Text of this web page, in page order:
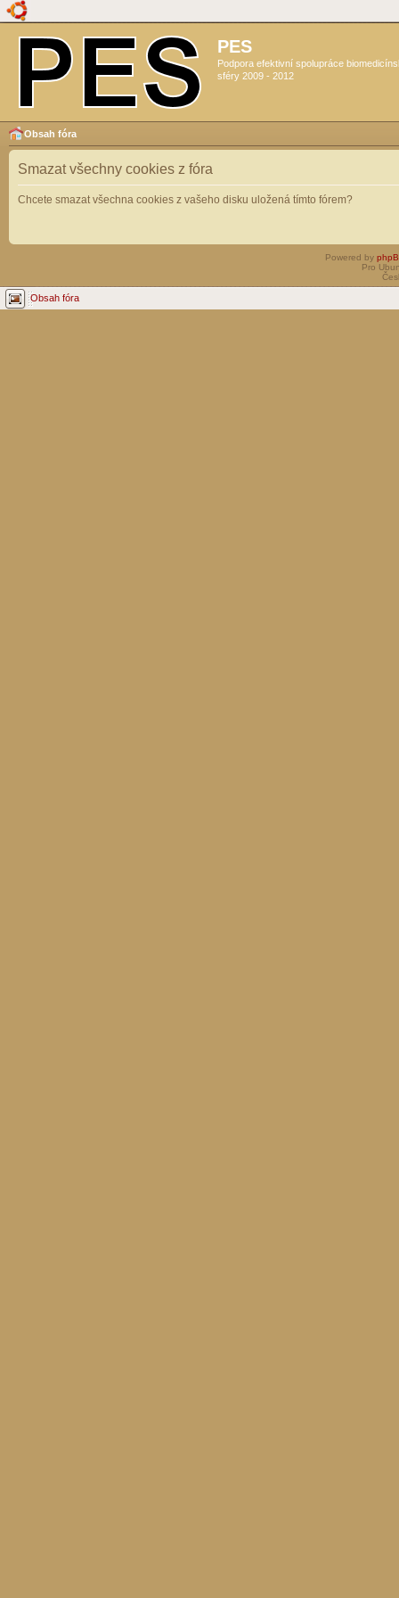
PES
Podpora efektivní spolupráce
sféry 2009 - 2012
Obsah fóra
Smazat všechny cookies z fóra
Chcete smazat všechna cookies z vašeho disku uložená tímto fórem?
Powered by
Pro
Obsah fóra